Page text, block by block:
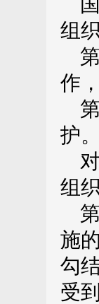
组
作
护
组
施
勾
受